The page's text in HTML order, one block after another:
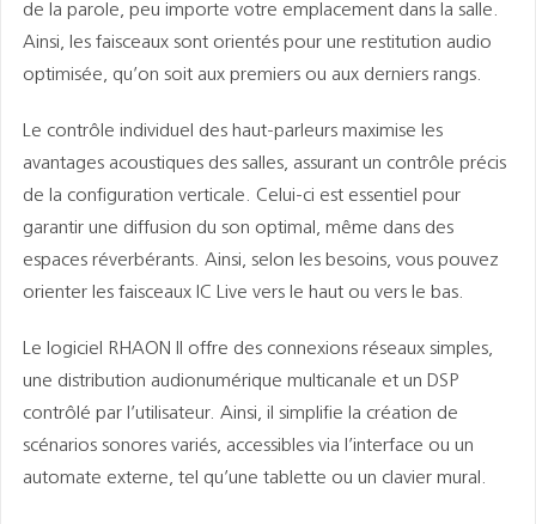
de la parole, peu importe votre emplacement dans la salle.
Ainsi, les faisceaux sont orientés pour une restitution audio
optimisée, qu’on soit aux premiers ou aux derniers rangs.
Le contrôle individuel des haut-parleurs maximise les
avantages acoustiques des salles, assurant un contrôle précis
de la configuration verticale. Celui-ci est essentiel pour
garantir une diffusion du son optimal, même dans des
espaces réverbérants. Ainsi, selon les besoins, vous pouvez
orienter les faisceaux IC Live vers le haut ou vers le bas.
Le logiciel RHAON II offre des connexions réseaux simples,
une distribution audionumérique multicanale et un DSP
contrôlé par l’utilisateur. Ainsi, il simplifie la création de
scénarios sonores variés, accessibles via l’interface ou un
automate externe, tel qu’une tablette ou un clavier mural.